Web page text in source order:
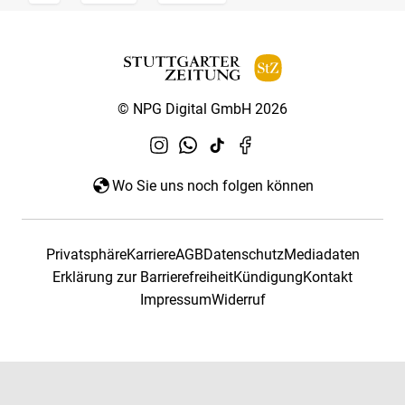
© NPG Digital GmbH 2026
Wo Sie uns noch folgen können
PrivatsphäreKarriereAGBDatenschutzMediadaten
Erklärung zur BarrierefreiheitKündigungKontakt
ImpressumWiderruf